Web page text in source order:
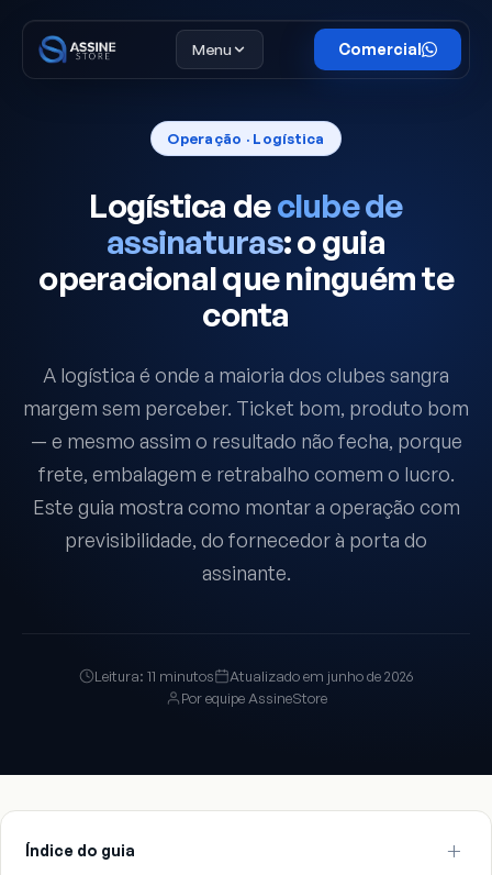
Menu Comercial
Operação · Logística
Logística declube de
assinaturas: o guia
operacional que ninguém te
conta
A logística é onde a maioria dos clubes sangra
margem sem perceber. Ticket bom, produto bom
— e mesmo assim o resultado não fecha, porque
frete, embalagem e retrabalho comem o lucro.
Este guia mostra como montar a operação com
previsibilidade, do fornecedor à porta do
assinante.
Leitura: 11 minutos
Atualizado em junho de 2026
Por equipe AssineStore
Índice do guia